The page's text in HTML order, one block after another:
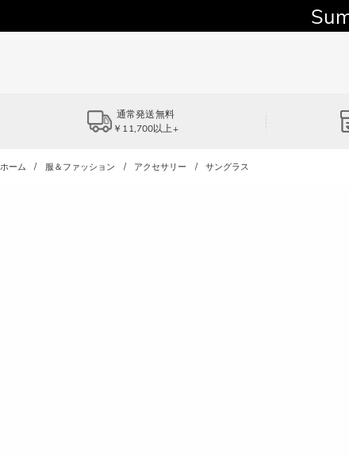
通常発送無料
￥11,700以上+
ホーム 服＆ファッション アクセサリー サングラス